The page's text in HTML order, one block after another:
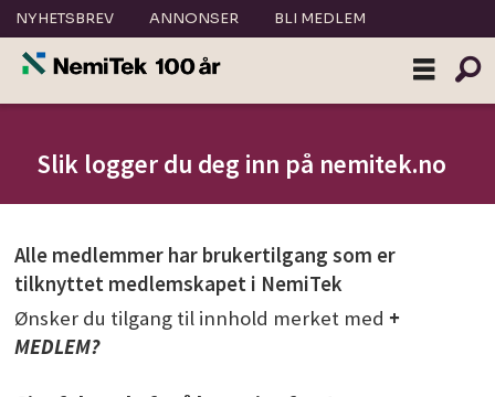
NYHETSBREV ANNONSER BLI MEDLEM
logger
du
deg
inn
Slik logger du deg inn på nemitek.no
Alle medlemmer har brukertilgang som er
tilknyttet medlemskapet i NemiTek
Ønsker du tilgang til innhold merket med +
MEDLEM?